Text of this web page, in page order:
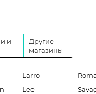
и
Другие
магазины
Larro
Lee